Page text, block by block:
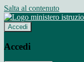
Salta al contenuto
Accedi
Accedi